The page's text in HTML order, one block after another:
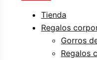
Tienda
Regalos
Gorros
Regalos